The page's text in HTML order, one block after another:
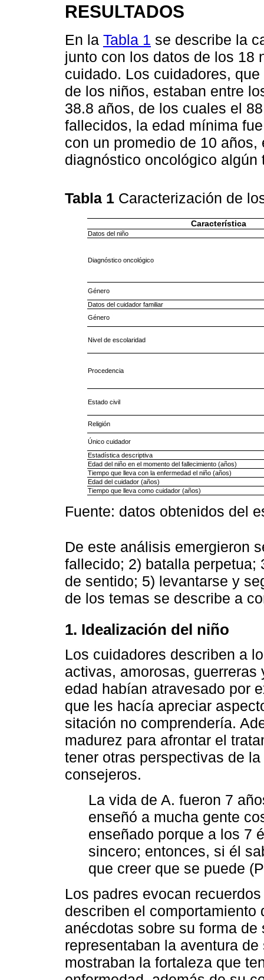
RESULTADOS
En la Tabla 1 se describe la
junto con los datos de los 18
cuidado. Los cuidadores,
de los niños, estaban entre
38.8 años, de los cuales el
fallecidos, la edad mínima
con un promedio de 10
diagnóstico oncológico algún
Tabla 1 Caracterización de
Característica
Datos del niño
Diagnóstico oncológico
Género
Datos del cuidador familiar
Género
Nivel de escolaridad
Procedencia
Estado civil
Religión
Único cuidador
Estadística descriptiva
Edad del niño en el momento del fallecimiento (años)
Tiempo que lleva con la enfermedad el niño (años)
Edad del cuidador (años)
Tiempo que lleva como cuidador (años)
Fuente: datos obtenidos del
De este análisis emergieron
fallecido; 2) batalla perpetua;
de sentido; 5) levantarse y
de los temas se describe a
1. Idealización del niño
Los cuidadores describen a
activas, amorosas,
edad habían atravesado por
que les hacía apreciar
sitación no comprendería.
madurez para afrontar el
tener otras perspectivas de
consejeros.
La vida de A. fueron 7
enseñó a mucha gente
enseñado porque a los 7
sincero; entonces, si él
que creer que se puede
Los padres evocan
describen el
anécdotas sobre su forma
representaban la aventura
mostraban la fortaleza que